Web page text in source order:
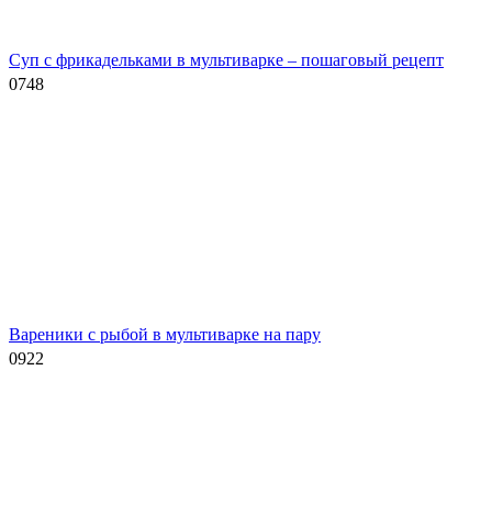
Суп с фрикадельками в мультиварке – пошаговый рецепт
0748
Вареники с рыбой в мультиварке на пару
0922